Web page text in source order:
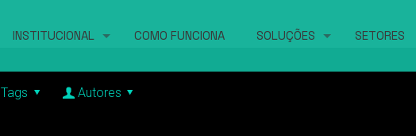
INSTITUCIONAL COMO FUNCIONA SOLUÇÕES SETORES
Tags Autores